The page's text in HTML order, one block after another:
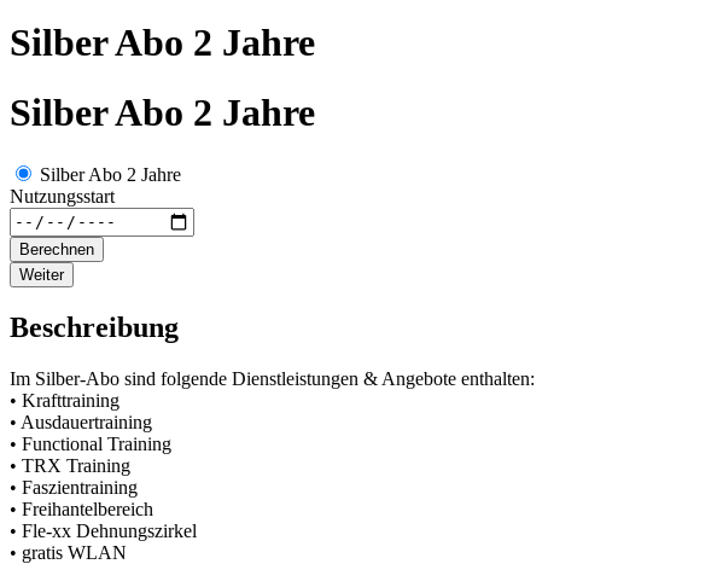
Silber Abo 2 Jahre
Silber Abo 2 Jahre
Silber Abo 2 Jahre
Nutzungsstart
Berechnen
Weiter
Beschreibung
Im Silber-Abo sind folgende Dienstleistungen & Angebote enthalten:
• Krafttraining
• Ausdauertraining
• Functional Training
• TRX Training
• Faszientraining
• Freihantelbereich
• Fle-xx Dehnungszirkel
• gratis WLAN